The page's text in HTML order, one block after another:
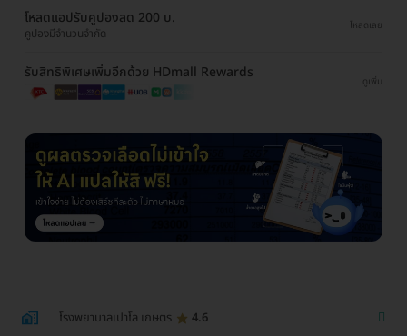
โหลดแอปรับคูปองลด 200 บ.
คูปองมีจำนวนจำกัด
โหลดเลย
รับสิทธิพิเศษเพิ่มอีกด้วย HDmall Rewards
ดูเพิ่ม
โรงพยาบาลเปาโล เกษตร 4.6